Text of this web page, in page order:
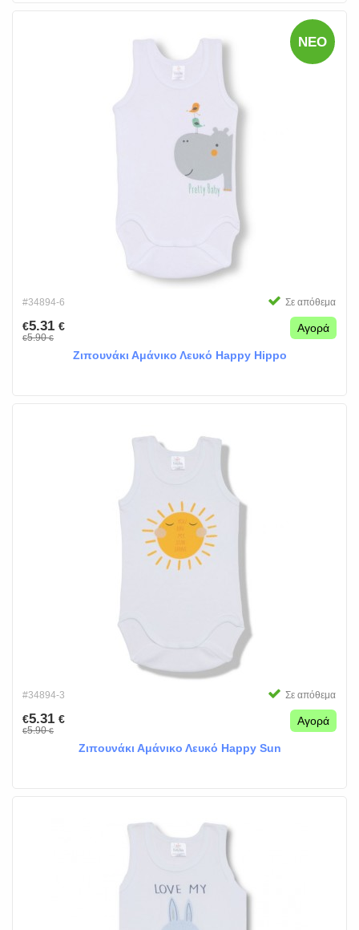
ΝΈΟ
#34894-6 Σε απόθεμα
€5.31 €
€5.90€
Αγορά
Ζιπουνάκι Αμάνικο Λευκό Happy Hippo
#34894-3 Σε απόθεμα
€5.31 €
€5.90€
Αγορά
Ζιπουνάκι Αμάνικο Λευκό Happy Sun